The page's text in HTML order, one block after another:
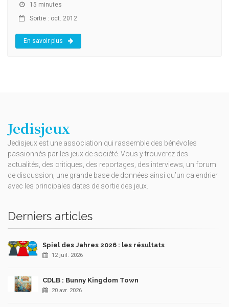
15 minutes
Sortie : oct. 2012
En savoir plus
Jedisjeux
Jedisjeux est une association qui rassemble des bénévoles
passionnés par les jeux de société. Vous y trouverez des
actualités, des critiques, des reportages, des interviews, un forum
de discussion, une grande base de données ainsi qu’un calendrier
avec les principales dates de sortie des jeux.
Derniers articles
Spiel des Jahres 2026 : les résultats
12 juil. 2026
CDLB : Bunny Kingdom Town
20 avr. 2026